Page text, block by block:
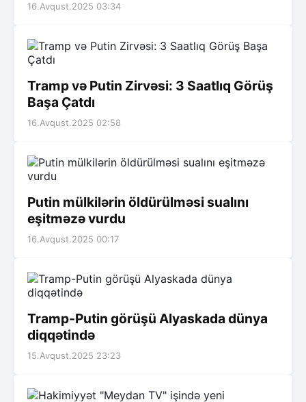
16.Avqust.2025 03:34
Tramp və Putin Zirvəsi: 3 Saatlıq Görüş
Başa Çatdı
16.Avqust.2025 02:58
Putin mülkilərin öldürülməsi sualını
eşitməzə vurdu
16.Avqust.2025 00:17
Tramp-Putin görüşü Alyaskada dünya
diqqətində
15.Avqust.2025 23:23